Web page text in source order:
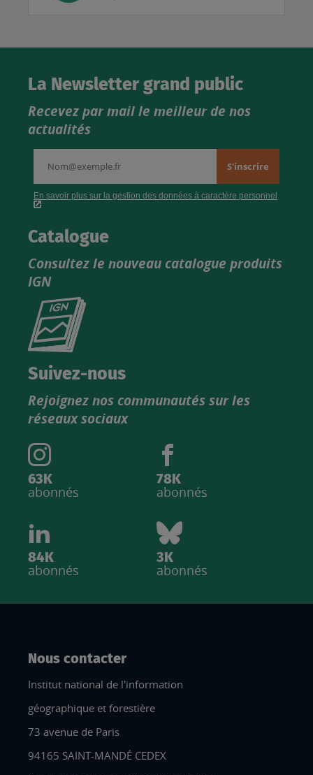
La Newsletter grand public
Recevez par mail le meilleur de nos
actualités
Catalogue
Consultez le nouveau catalogue produits
IGN
Consultez
catalogue
Suivez-nous
Rejoignez nos communautés sur les
réseaux sociaux
63K
abonnés
78K
abonnés
84K
abonnés
3K
abonnés
Nous contacter
Institut national de l'information
géographique et forestière
73 avenue de Paris
94165 SAINT-MANDÉ CEDEX